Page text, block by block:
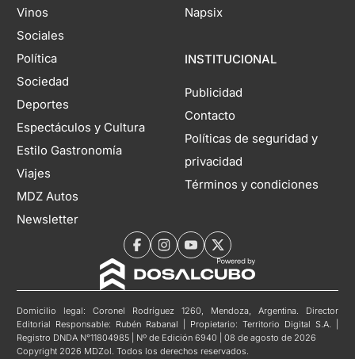
Vinos
Sociales
Política
Sociedad
Deportes
Espectáculos y Cultura
Estilo Gastronomía
Viajes
MDZ Autos
Newsletter
Napsix
INSTITUCIONAL
Publicidad
Contacto
Políticas de seguridad y
privacidad
Términos y condiciones
Domicilio legal: Coronel Rodríguez 1260, Mendoza, Argentina. Director
Editorial Responsable: Rubén Rabanal | Propietario: Territorio Digital S.A. |
Registro DNDA N°11804985 | Nº de Edición 6940 | 08 de agosto de 2026
Copyright 2026 MDZol. Todos los derechos reservados.